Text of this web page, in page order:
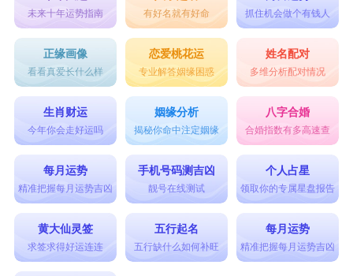
未来十年运势指南 有好名就有好命 抓住机会做个有钱人
正缘画像
看看真爱长什么样
恋爱桃花运
专业解答姻缘困惑
姓名配对
多维分析配对情况
生肖财运
今年你会走好运吗
姻缘分析
揭秘你命中注定姻缘
八字合婚
合婚指数有多高速查
每月运势
精准把握每月运势吉凶
手机号码测吉凶
靓号在线测试
个人占星
领取你的专属星盘报告
黄大仙灵签
求签求得好运连连
五行起名
五行缺什么如何补旺
每月运势
精准把握每月运势吉凶